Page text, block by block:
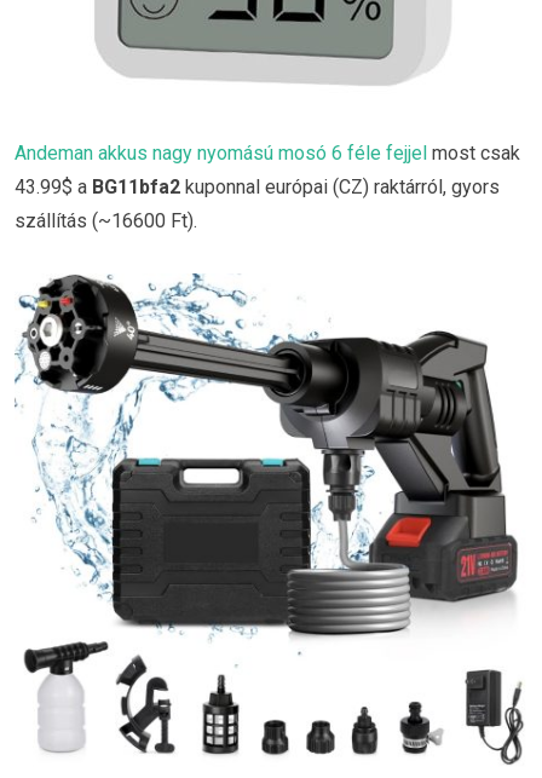
Andeman akkus nagy nyomású mosó 6 féle fejjel most csak
43.99$ a BG11bfa2 kuponnal európai (CZ) raktárról, gyors
szállítás (~16600 Ft).